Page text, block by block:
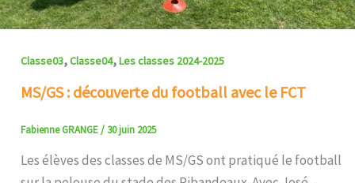
Classe03,Classe04,Les classes 2024-2025
MS/GS : découverte du football avec le FCT
Fabienne GRANGE/ 30 juin 2025
Les élèves des classes de MS/GS ont pratiqué le football